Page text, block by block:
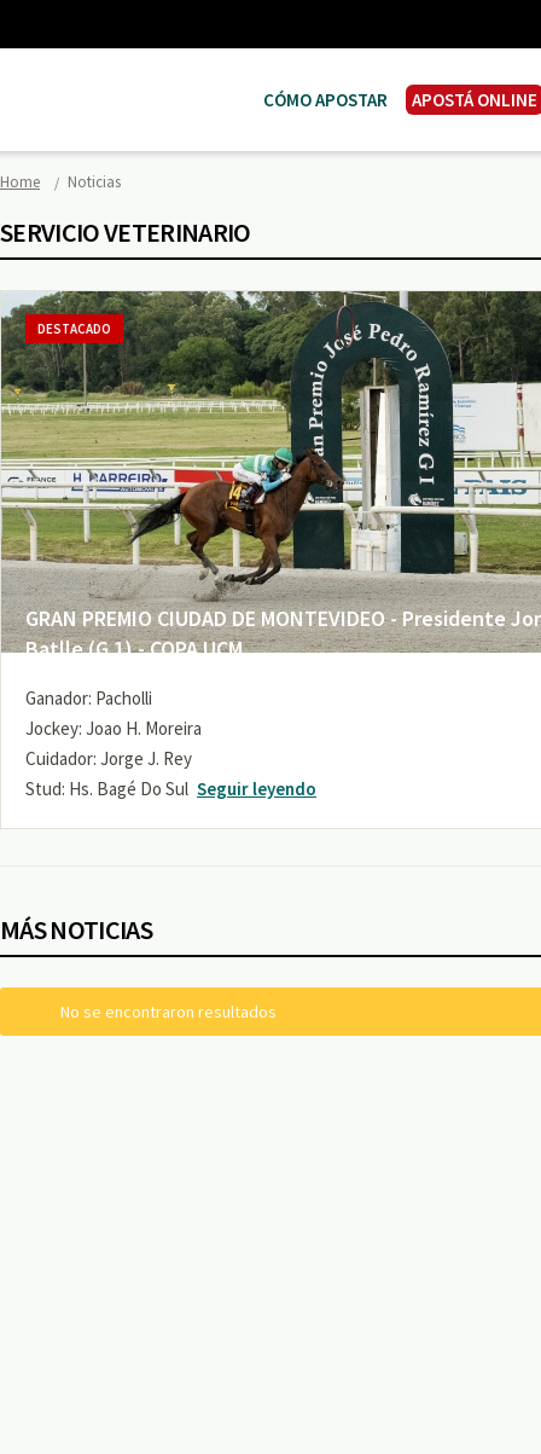
CÓMO APOSTAR APOSTÁ ONLINE
Home Noticias
SERVICIO VETERINARIO
GRAN PREMIO CIUDAD DE MONTEVIDEO - Presidente
Batlle (G 1) - COPA UCM
DESTACADO
Ganador: Pacholli
Jockey: Joao H. Moreira
Cuidador: Jorge J. Rey
Stud: Hs. Bagé Do Sul Seguir leyendo
MÁS NOTICIAS
No se encontraron resultados